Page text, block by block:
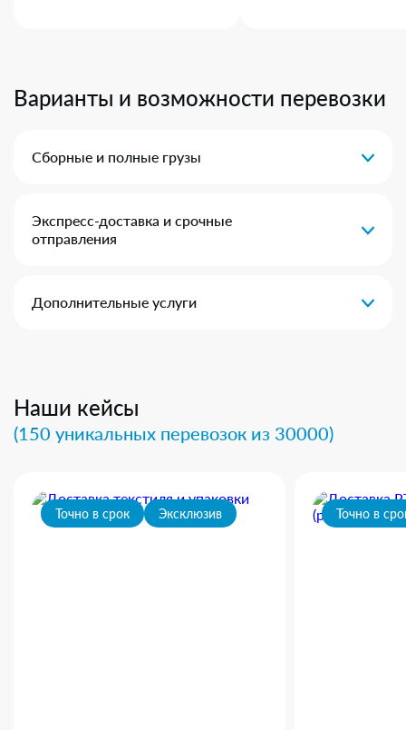
Варианты и возможности перевозки
Сборные и полные грузы
Экспресс-доставка и срочные
отправления
Дополнительные услуги
Наши кейсы
(150 уникальных перевозок из 30000)
Точно в срок Эксклюзив Точно в